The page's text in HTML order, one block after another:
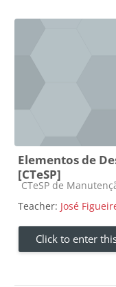
Elementos de
[CTeSP]
Course category
CTeSP de
Teacher: José
Click to enter